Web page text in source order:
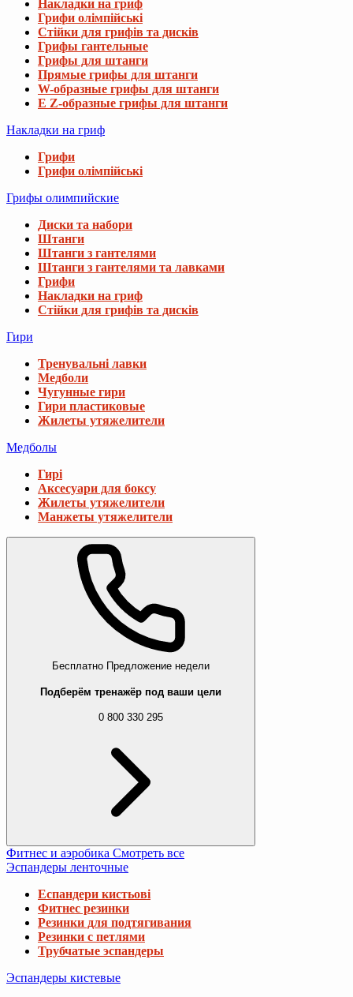
Накладки на гриф
Грифи олімпійські
Стійки для грифів та дисків
Грифы гантельные
Грифы для штанги
Прямые грифы для штанги
W-образные грифы для штанги
E Z-образные грифы для штанги
Накладки на гриф
Грифи
Грифи олімпійські
Грифы олимпийские
Диски та набори
Штанги
Штанги з гантелями
Штанги з гантелями та лавками
Грифи
Накладки на гриф
Стійки для грифів та дисків
Гири
Тренувальні лавки
Медболи
Чугунные гири
Гири пластиковые
Жилеты утяжелители
Медболы
Гирі
Аксесуари для боксу
Жилеты утяжелители
Манжеты утяжелители
Бесплатно Предложение недели
Подберём тренажёр под ваши цели
0 800 330 295
Фитнес и аэробика Смотреть все
Эспандеры ленточные
Еспандери кистьові
Фитнес резинки
Резинки для подтягивания
Резинки с петлями
Трубчатые эспандеры
Эспандеры кистевые